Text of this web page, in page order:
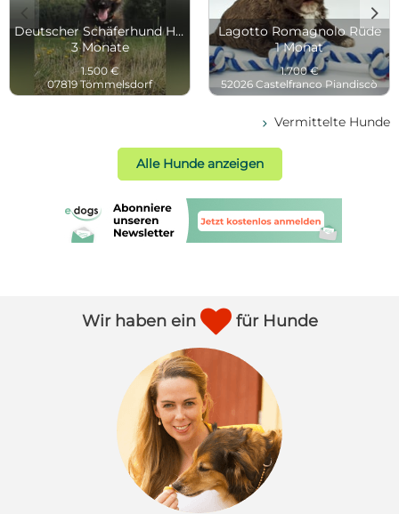
Deutscher Schäferhund Hündin
3 Monate
1.500 €
07819 Tömmelsdorf
Lagotto Romagnolo Rüde
1 Monat
1.700 €
52026 Castelfranco Piandiscò
c d
d Vermittelte Hunde
Alle Hunde anzeigen
Wir haben ein für Hunde